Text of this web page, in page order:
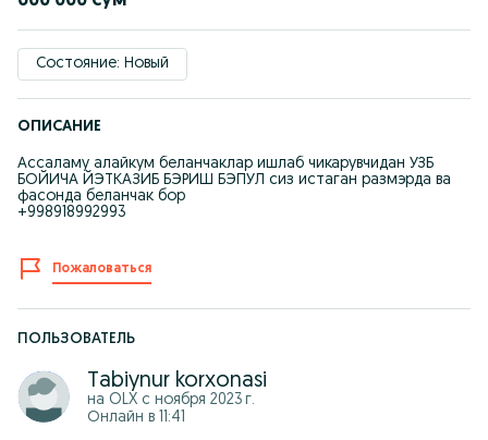
Состояние: Новый
ОПИСАНИЕ
Ассаламу алайкум беланчаклар ишлаб чикарувчидан УЗБ
БОЙИЧА ЙЭТКАЗИБ БЭРИШ БЭПУЛ сиз истаган размэрда ва
фасонда беланчак бор
+998918992993
Пожаловаться
ПОЛЬЗОВАТЕЛЬ
Tabiynur korxonasi
на OLX с ноября 2023 г.
Онлайн в 11:41